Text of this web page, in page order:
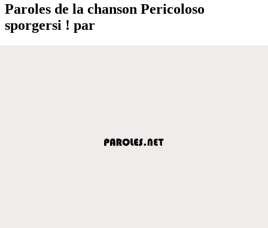
Paroles de la chanson Pericoloso
sporgersi ! par